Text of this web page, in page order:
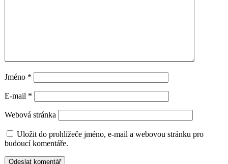
Jméno *
E-mail *
Webová stránka
Uložit do prohlížeče jméno, e-mail a webovou stránku pro
budoucí komentáře.